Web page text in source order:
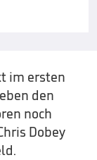
im ersten
den
noch
Dobey